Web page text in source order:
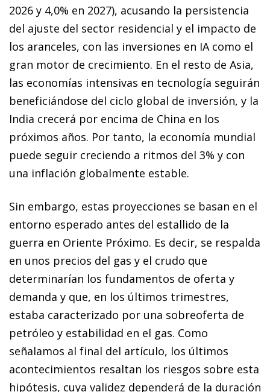
2026 y 4,0% en 2027), acusando la persistencia
del ajuste del sector residencial y el impacto de
los aranceles, con las inversiones en IA como el
gran motor de crecimiento. En el resto de Asia,
las economías intensivas en tecnología seguirán
beneficiándose del ciclo global de inversión, y la
India crecerá por encima de China en los
próximos años. Por tanto, la economía mundial
puede seguir creciendo a ritmos del 3% y con
una inflación globalmente estable.
Sin embargo, estas proyecciones se basan en el
entorno esperado antes del estallido de la
guerra en Oriente Próximo. Es decir, se respalda
en unos precios del gas y el crudo que
determinarían los fundamentos de oferta y
demanda y que, en los últimos trimestres,
estaba caracterizado por una sobreoferta de
petróleo y estabilidad en el gas. Como
señalamos al final del artículo, los últimos
acontecimientos resaltan los riesgos sobre esta
hipótesis, cuya validez dependerá de la duración